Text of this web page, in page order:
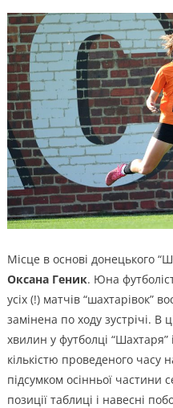
Місце в основі донецького
Оксана Геник. Юна
усіх (!) матчів “шахтарівок”
замінена по ходу зустрічі. В
хвилин у футболці “Шахтаря”
кількістю проведеного часу
підсумком осінньої частини
позиції таблиці і навесні